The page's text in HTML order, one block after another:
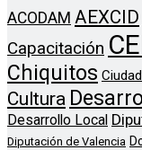
ACODAM AEXCID
Capacitación
Chiquitos
Cultura
Desarrollo Local
Diputación de Valencia